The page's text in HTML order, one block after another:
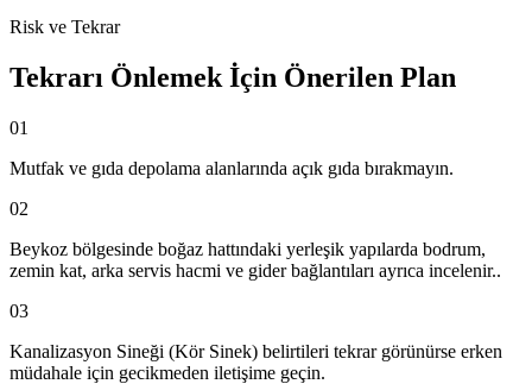
Risk ve Tekrar
Tekrarı Önlemek İçin Önerilen Plan
01
Mutfak ve gıda depolama alanlarında açık gıda bırakmayın.
02
Beykoz bölgesinde boğaz hattındaki yerleşik yapılarda bodrum,
zemin kat, arka servis hacmi ve gider bağlantıları ayrıca incelenir..
03
Kanalizasyon Sineği (Kör Sinek) belirtileri tekrar görünürse erken
müdahale için gecikmeden iletişime geçin.